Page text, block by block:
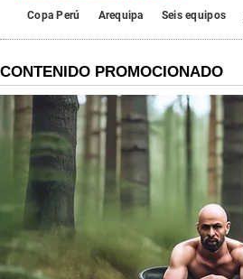
Copa Perú Arequipa Seis equipos